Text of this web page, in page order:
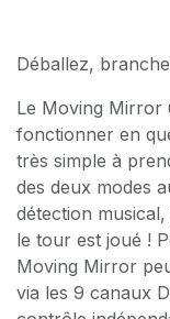
Déballez,
Le Moving Mirror
fonctionner en
très simple à
des deux modes
détection
le tour est joué !
Moving Mirror
via les 9 canaux